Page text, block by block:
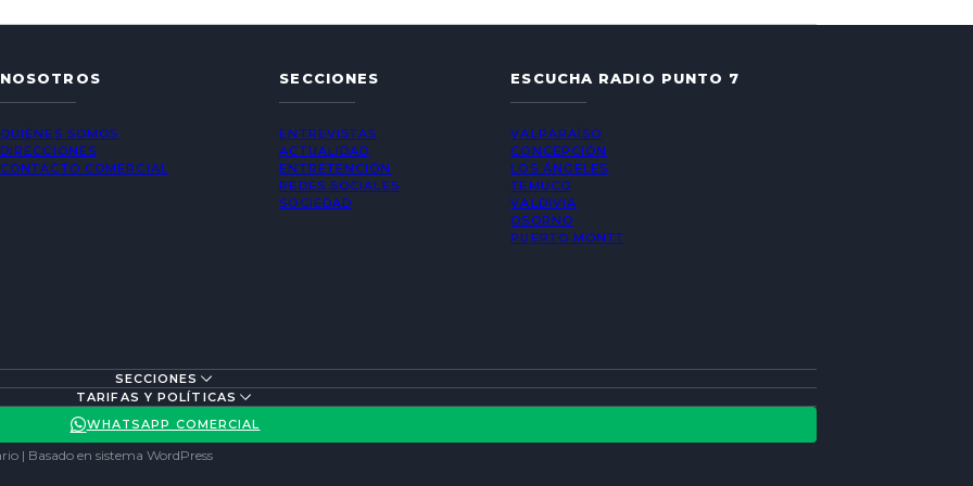
NOSOTROS
QUIÉNES SOMOS
DIRECCIONES
CONTACTO COMERCIAL
SECCIONES
ENTREVISTAS
ACTUALIDAD
ENTRETENCIÓN
REDES SOCIALES
SOCIEDAD
ESCUCHA RADIO PUNTO 7
VALPARAÍSO
CONCEPCIÓN
LOS ÁNGELES
TEMUCO
VALDIVIA
OSORNO
PUERTO MONTT
SECCIONES
TARIFAS Y POLÍTICAS
WHATSAPP COMERCIAL
| Basado en sistema WordPress